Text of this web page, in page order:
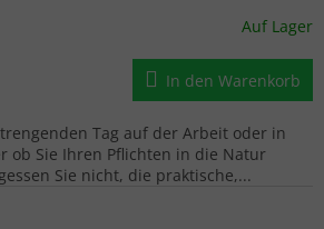
Auf Lager
In den Warenkorb
Tag auf der Arbeit oder in
ob Sie Ihren Pflichten in die Natur
Sie nicht, die praktische,...